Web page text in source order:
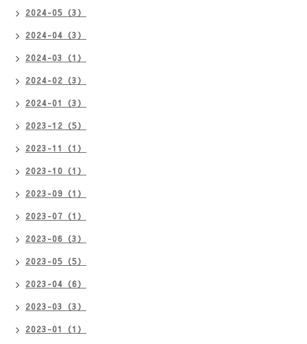
2024-05（3）
2024-04（3）
2024-03（1）
2024-02（3）
2024-01（3）
2023-12（5）
2023-11（1）
2023-10（1）
2023-09（1）
2023-07（1）
2023-06（3）
2023-05（5）
2023-04（6）
2023-03（3）
2023-01（1）